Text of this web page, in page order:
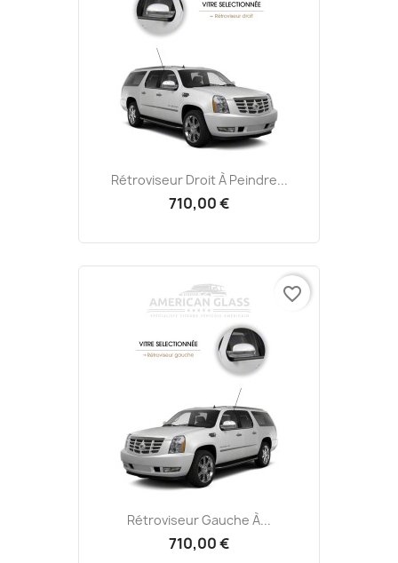
Rétroviseur Droit À Peindre...
710,00 €
Rétroviseur Gauche À...
710,00 €
favorite_border